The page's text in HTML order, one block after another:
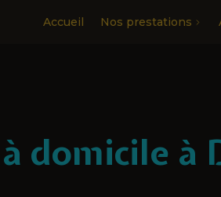
Accueil Nos prestations
domicile à